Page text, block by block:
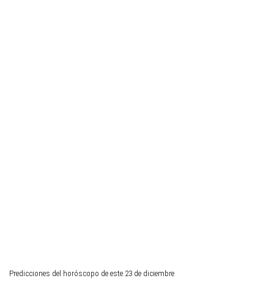
Predicciones del horóscopo de este 23 de diciembre